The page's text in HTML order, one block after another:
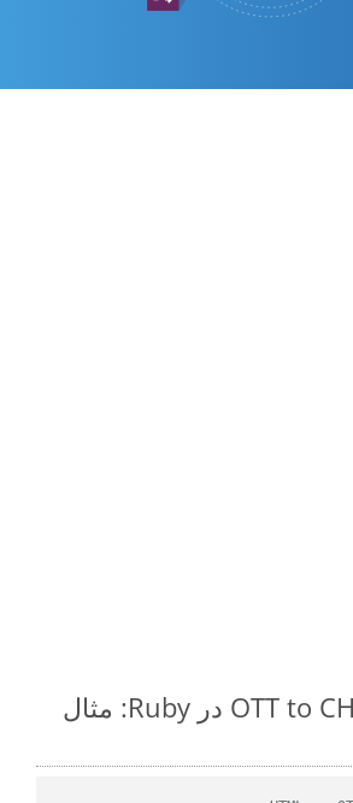
نحوه تبدیل OTT to CHM در Ruby: مثال